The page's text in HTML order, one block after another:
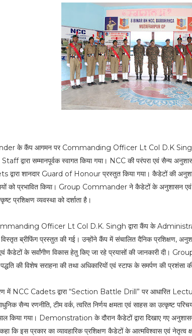
के कैंप आगमन पर Commanding Officer Lt Col D.K
द्वारा सम्मानपूर्वक स्वागत किया गया। NCC की परंपरा एवं सैन्य
द्वारा शानदार Guard of Honour प्रस्तुत किया गया। कैडेटों की
को प्रभावित किया। Group Commander ने कैडेटों के अनुशासन एवं
प्रशिक्षण व्यवस्था को दर्शाता है।
Commanding Officer Lt Col D.K. Singh द्वारा कैंप के
विस्तृत ब्रीफिंग प्रस्तुत की गई। उन्होंने कैंप में संचालित दैनिक प्रशिक्षण,
एवं कैडेटों के सर्वांगीण विकास हेतु किए जा रहे प्रयासों की जानकारी दी।
की विशेष सराहना की तथा अधिकारियों एवं स्टाफ के समर्पण की प्रशंसा
में NCC Cadets द्वारा “Section Battle Drill” पर आधारित
सैन्य रणनीति, टीम वर्क, त्वरित निर्णय क्षमता एवं साहस का
किया गया। Demonstration के दौरान कैडेटों द्वारा दिखाए गए
इस प्रकार का व्यावहारिक प्रशिक्षण कैडेटों के आत्मविश्वास एवं नेतृत्व